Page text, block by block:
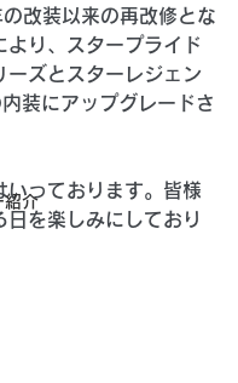
紹介
改装以来の再改修とな
より、スタープライド
ーズとスターレジェン
装にアップグレードさ
っております。皆様
日を楽しみにしており